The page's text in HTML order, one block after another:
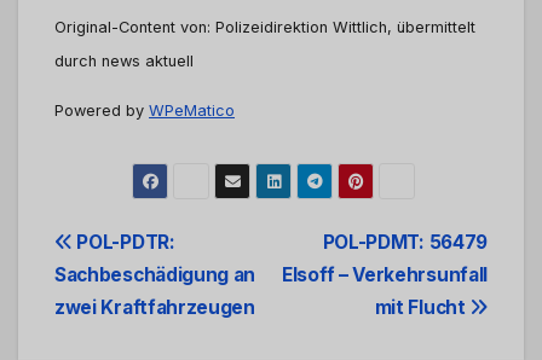
Original-Content von: Polizeidirektion Wittlich, übermittelt
durch news aktuell
Powered by WPeMatico
Beitrags-
Navigation
POL-PDMT: 56479
Elsoff – Verkehrsunfall
mit Flucht
POL-PDTR:
Sachbeschädigung an
zwei Kraftfahrzeugen